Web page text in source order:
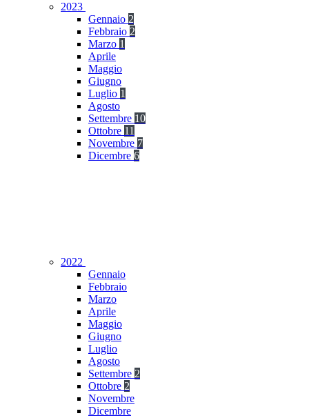
2023
Gennaio 2
Febbraio 2
Marzo 1
Aprile
Maggio
Giugno
Luglio 1
Agosto
Settembre 10
Ottobre 11
Novembre 7
Dicembre 6
2022
Gennaio
Febbraio
Marzo
Aprile
Maggio
Giugno
Luglio
Agosto
Settembre 2
Ottobre 2
Novembre
Dicembre